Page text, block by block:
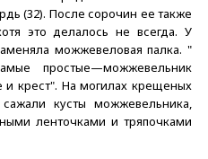
(32). После сорочин ее также
это делалось не всегда. У
можжевеловая палка. "
простые—можжевельник
крест". На могилах крещеных
кусты можжевельника,
ленточками и тряпочками